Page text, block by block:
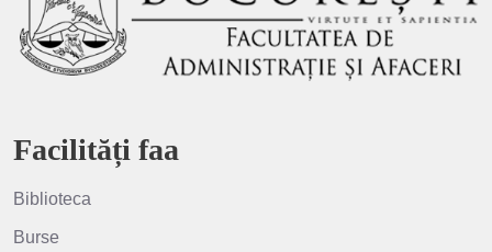
Facilități faa
Biblioteca
Burse